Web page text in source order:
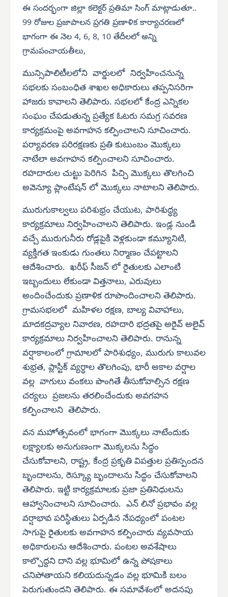
ఈ సందర్భంగా జిల్లా కలెక్టర్ ప్రతిమా సింగ్ మాట్లాడుతూ..
99 రోజుల ప్రజాపాలన ప్రగతి ప్రణాళిక కార్యాచరణలో
భాగంగా ఈ నెల 4, 6, 8, 10 తేదీలలో అన్ని
గ్రామపంచాయతీలు,
మున్సిపాలిటీలలోని వార్డులలో నిర్వహించనున్న
సభలకు సంబంధిత శాఖల అధికారులు తప్పనిసరిగా
హాజరు కావాలని తెలిపారు. సభలలో కేంద్ర ఎన్నికల
సంఘం చేపడుతున్న ప్రత్యేక ఓటరు సమగ్ర సవరణ
కార్యక్రమంపై అవగాహన కల్పించాలని సూచించారు.
పర్యావరణ పరిరక్షణకు ప్రతి కుటుంబం మొక్కలు
నాటేలా అవగాహన కల్పించాలని సూచించారు.
రహదారుల చుట్టు పెరిగిన పిచ్చి మొక్కలు తొలగించి
అవెన్యూ ప్లాంటేషన్ లో మొక్కలు నాటాలని తెలిపారు.
మురుగుకాల్వలు పరిశుభ్రం చేయుట, పారిశుద్ధ్య
కార్యక్రమాలు నిర్వహించాలని తెలిపారు. ఇండ్ల నుండి
వచ్చే మురుగునీరు రోడ్లపైకి వెళ్లకుండా కమ్యూనిటి,
వ్యక్తిగత ఇంకుడు గుంతలు నిర్మాణం చేపట్టాలని
ఆదేశించారు. ఖరీఫ్ సీజన్ లో రైతులకు ఎలాంటి
ఇబ్బందులు లేకుండా విత్తనాలు, ఎరువులు
అందించేందుకు ప్రణాళిక రూపొందించాలని తెలిపారు.
గ్రామసభలలో మహిళల రక్షణ, బాల్య వివాహాలు,
మాదకద్రవ్యాల నివారణ, రహదారి భద్రతపై అరైవ్ అలైవ్
కార్యక్రమాలు నిర్వహించాలని తెలిపారు. రానున్న
వర్షాకాలంలో గ్రామాలలో పారిశుధ్యం, మురుగు కాలువల
శుభ్రత, ప్లాస్టిక్ వ్యర్ధాల తొలగింపు, భారీ అకాల వర్షాల
వల్ల వాగులు వంకలు పొంగితే తీసుకోవాల్సిన రక్షణ
చర్యలు ప్రజలను తరలించేందుకు అవగహన
కల్పించాలని తెలిపారు.
వన మహోత్సవంలో భాగంగా మొక్కలు నాటేందుకు
లక్ష్యాలకు అనుగుణంగా మొక్కలను సిద్ధం
చేసుకోవాలని, రాష్ట్ర, కేంద్ర ప్రకృతి విపత్తుల ప్రతిస్పందన
బృందాలను, రెస్క్యూ బృందాలను సిద్ధం చేసుకోవాలని
తెలిపారు. ఇట్టి కార్యక్రమాలకు ప్రజా ప్రతినిధులను
ఆహ్వానించాలని సూచించారు. ఎన్ లినో ప్రభావం వల్ల
వర్షాభావ పరిస్థితులు ఏర్పడిన నేపధ్యంలో పంటల
సాగుపై రైతులకు అవగాహన కల్పించారు వ్యవసాయ
అధికారులను ఆదేశించారు. పంటల అవశేషాలు
కాల్చొద్దని దాని వల్ల భూమిలో ఉన్న పోషకాలు
చనిపోతాయని కలియదున్నడం వల్ల భూమికి బలం
పెరుగుతుందని తెలిపారు. ఈ సమావేశంలో అదనపు